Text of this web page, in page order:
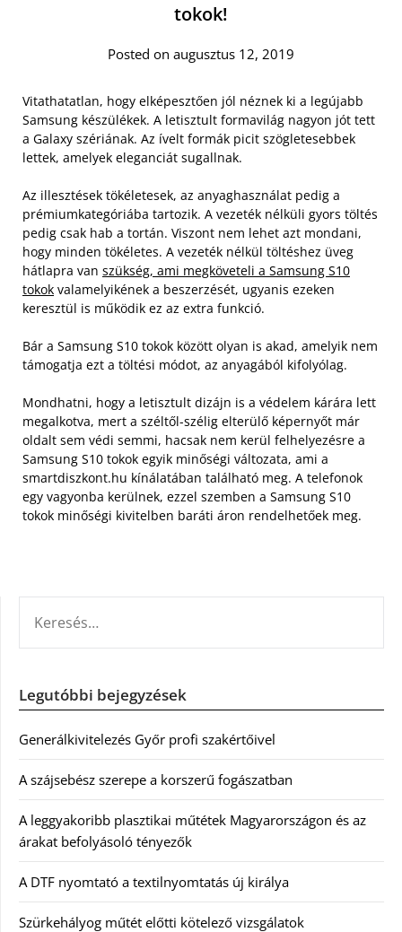
tokok!
Posted on augusztus 12, 2019
Vitathatatlan, hogy elképesztően jól néznek ki a legújabb
Samsung készülékek. A letisztult formavilág nagyon jót tett
a Galaxy szériának. Az ívelt formák picit szögletesebbek
lettek, amelyek eleganciát sugallnak.
Az illesztések tökéletesek, az anyaghasználat pedig a
prémiumkategóriába tartozik. A vezeték nélküli gyors töltés
pedig csak hab a tortán. Viszont nem lehet azt mondani,
hogy minden tökéletes. A vezeték nélkül töltéshez üveg
hátlapra van szükség, ami megköveteli a Samsung S10
tokok valamelyikének a beszerzését, ugyanis ezeken
keresztül is működik ez az extra funkció.
Bár a Samsung S10 tokok között olyan is akad, amelyik nem
támogatja ezt a töltési módot, az anyagából kifolyólag.
Mondhatni, hogy a letisztult dizájn is a védelem kárára lett
megalkotva, mert a széltől-szélig elterülő képernyőt már
oldalt sem védi semmi, hacsak nem kerül felhelyezésre a
Samsung S10 tokok egyik minőségi változata, ami a
smartdiszkont.hu kínálatában található meg. A telefonok
egy vagyonba kerülnek, ezzel szemben a Samsung S10
tokok minőségi kivitelben baráti áron rendelhetőek meg.
Legutóbbi bejegyzések
Generálkivitelezés Győr profi szakértőivel
A szájsebész szerepe a korszerű fogászatban
A leggyakoribb plasztikai műtétek Magyarországon és az
árakat befolyásoló tényezők
A DTF nyomtató a textilnyomtatás új királya
Szürkehályog műtét előtti kötelező vizsgálatok